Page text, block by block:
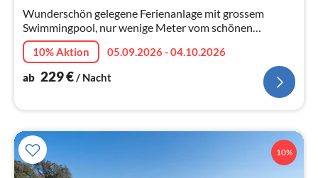
Wunderschön gelegene Ferienanlage mit grossem
Swimmingpool, nur wenige Meter vom schönen
Sandstrand entfernt.
10% Aktion
05.09.2026 - 04.10.2026
ab 229€/ Nacht
10%